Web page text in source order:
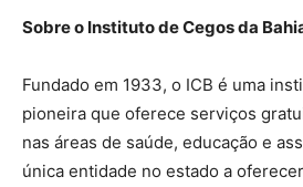
Sobre o Instituto de Cegos da
Fundado em 1933, o ICB é uma
pioneira que oferece serviços
nas áreas de saúde, educação e
única entidade no estado a